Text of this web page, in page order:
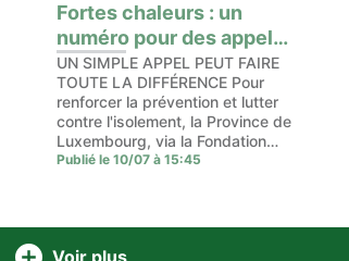
Fortes chaleurs : un
numéro pour des appels
de vigilance
UN SIMPLE APPEL PEUT FAIRE
TOUTE LA DIFFÉRENCE Pour
renforcer la prévention et lutter
contre l'isolement, la Province de
Luxembourg, via la Fondation
d'utilité publique APS et son call
Publié le 10/07 à 15:45